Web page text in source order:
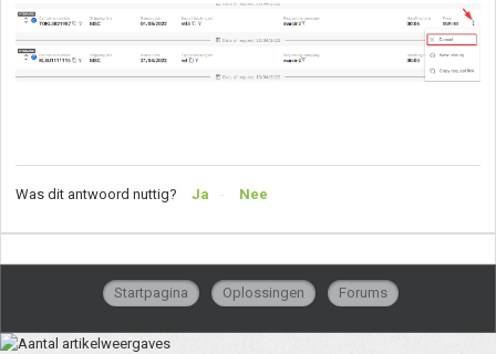
Was dit antwoord nuttig? Ja Nee
Startpagina Oplossingen Forums